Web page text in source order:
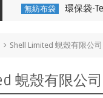
無紡布袋 環保袋-
Shell Limited 蜆殼有限公
蜆殼有限公司